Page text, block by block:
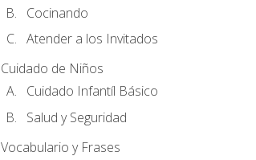
Cocinando
Atender a los Invitados
Cuidado de Niños
Cuidado Infantíl Básico
Salud y Seguridad
Vocabulario y Frases